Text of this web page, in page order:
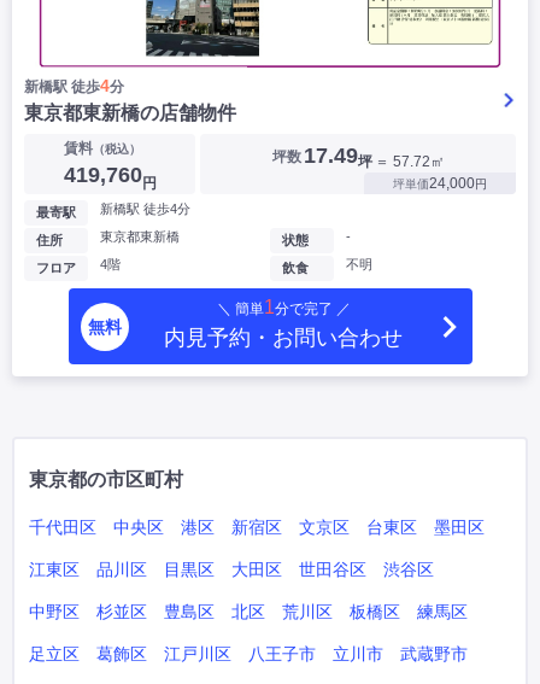
新橋駅 徒歩4分
東京都東新橋の店舗物件
賃料（税込）
419,760円
坪数 17.49坪 ＝ 57.72㎡
坪単価24,000円
最寄駅 新橋駅 徒歩4分
住所 東京都東新橋
フロア 4階
状態 -
飲食 不明
無料
＼ 簡単1分で完了 ／
内見予約・お問い合わせ
東京都の市区町村
千代田区 中央区 港区 新宿区 文京区 台東区 墨田区
江東区 品川区 目黒区 大田区 世田谷区 渋谷区
中野区 杉並区 豊島区 北区 荒川区 板橋区 練馬区
足立区 葛飾区 江戸川区 八王子市 立川市 武蔵野市